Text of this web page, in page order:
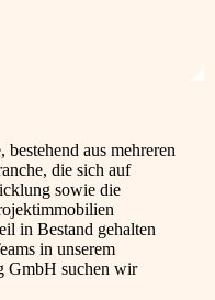
aus mehreren
die sich auf
sowie die
in Bestand gehalten
in unserem
GmbH suchen wir